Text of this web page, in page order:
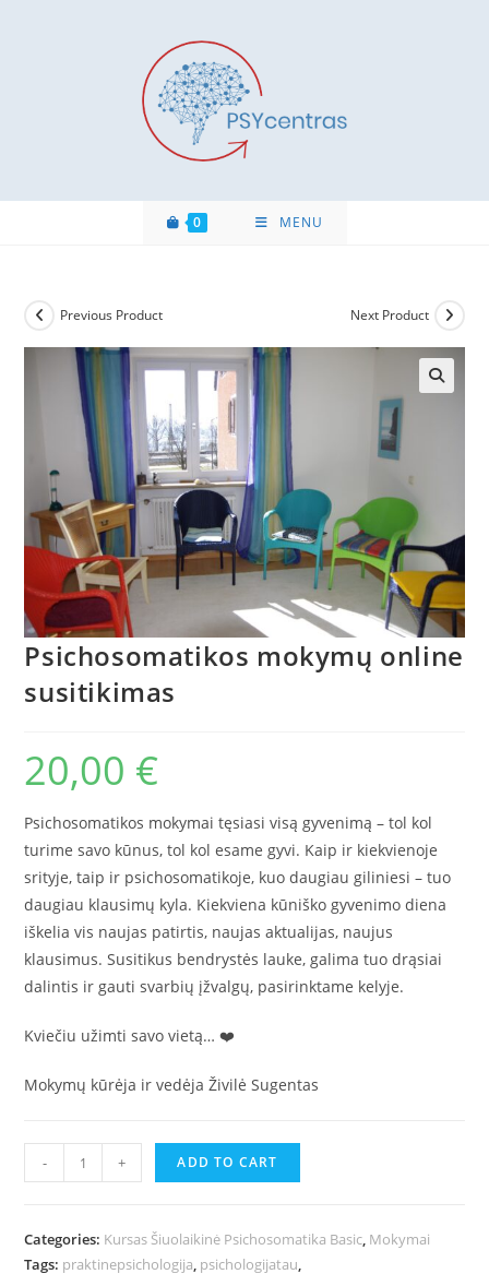
0 MENU
Previous Product Next Product
Psichosomatikos mokymų online
susitikimas
20,00 €
Psichosomatikos mokymai tęsiasi visą gyvenimą – tol kol
turime savo kūnus, tol kol esame gyvi. Kaip ir kiekvienoje
srityje, taip ir psichosomatikoje, kuo daugiau giliniesi – tuo
daugiau klausimų kyla. Kiekviena kūniško gyvenimo diena
iškelia vis naujas patirtis, naujas aktualijas, naujus
klausimus. Susitikus bendrystės lauke, galima tuo drąsiai
dalintis ir gauti svarbių įžvalgų, pasirinktame kelyje.
Kviečiu užimti savo vietą… ❤️
Mokymų kūrėja ir vedėja Živilė Sugentas
- + ADD TO CART
Categories: Kursas Šiuolaikinė Psichosomatika Basic, Mokymai
Tags: praktinepsichologija, psichologijatau,